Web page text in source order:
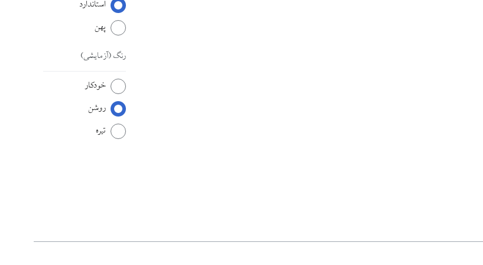
استاندارد
پهن
رنگ(آزمایشی)
خودکار
روشن
تیره